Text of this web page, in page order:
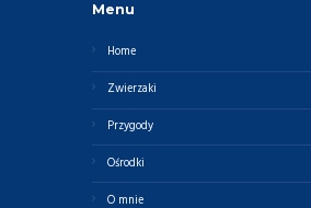
Menu
Home
Zwierzaki
Przygody
Ośrodki
O mnie